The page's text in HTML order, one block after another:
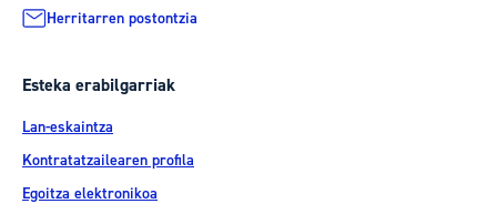
Herritarren postontzia
Esteka erabilgarriak
Lan-eskaintza
Kontratatzailearen profila
Egoitza elektronikoa